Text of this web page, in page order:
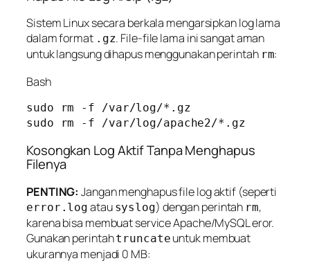
Sistem Linux secara berkala mengarsipkan log lama
dalam format .gz. File-file lama ini sangat aman
untuk langsung dihapus menggunakan perintah rm:
Bash
sudo rm -f /var/log/*.gz
Kosongkan Log Aktif Tanpa Menghapus
Filenya
PENTING: Jangan menghapus file log aktif (seperti
error.log atau syslog) dengan perintah rm,
karena bisa membuat service Apache/MySQL eror.
Gunakan perintahtruncate untuk membuat
ukurannya menjadi 0 MB: